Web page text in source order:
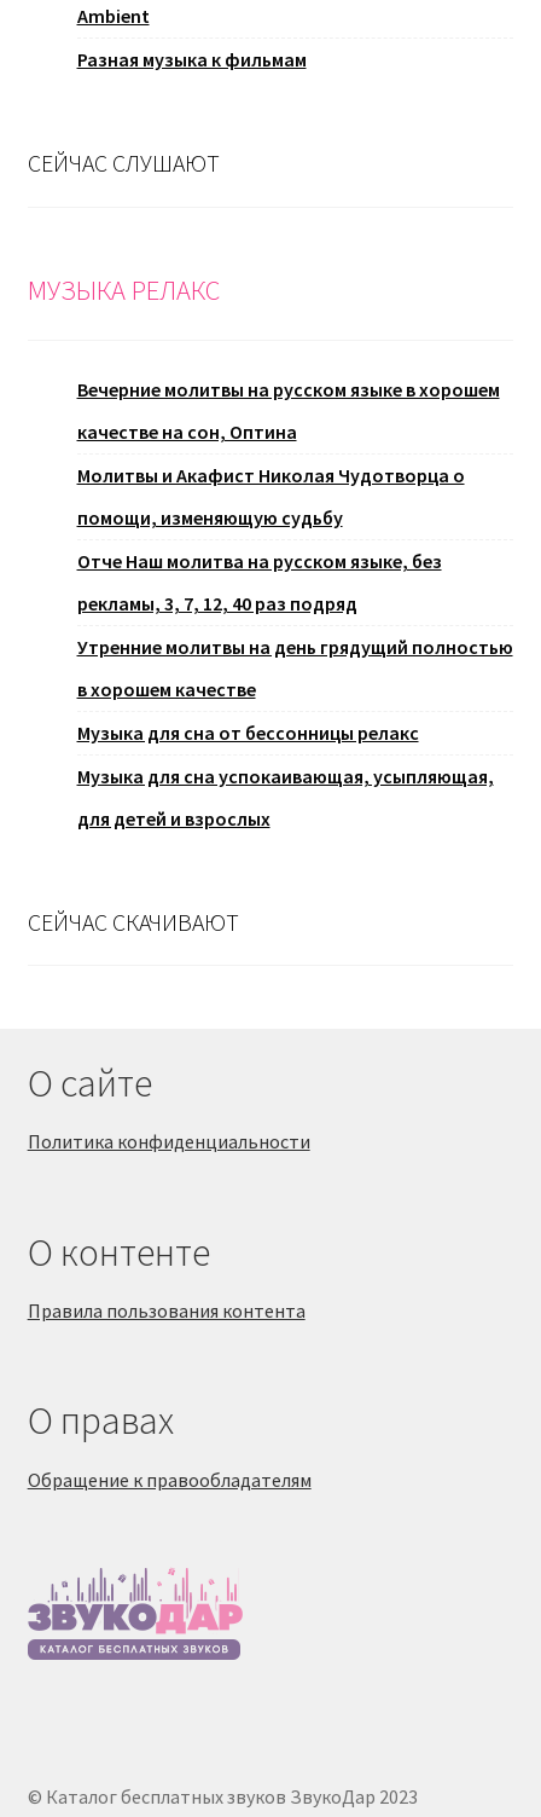
Ambient
Разная музыка к фильмам
СЕЙЧАС СЛУШАЮТ
МУЗЫКА РЕЛАКС
Вечерние молитвы на русском языке в хорошем
качестве на сон, Оптина
Молитвы и Акафист Николая Чудотворца о
помощи, изменяющую судьбу
Отче Наш молитва на русском языке, без
рекламы, 3, 7, 12, 40 раз подряд
Утренние молитвы на день грядущий полностью
в хорошем качестве
Музыка для сна от бессонницы релакс
Музыка для сна успокаивающая, усыпляющая,
для детей и взрослых
СЕЙЧАС СКАЧИВАЮТ
О сайте
Политика конфиденциальности
О контенте
Правила пользования контента
О правах
Обращение к правообладателям
© Каталог бесплатных звуков ЗвукоДар 2023